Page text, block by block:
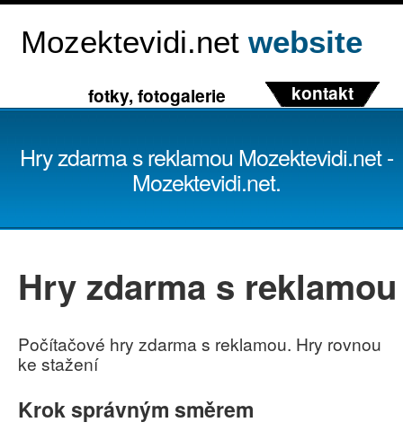
Mozektevidi.net website
fotky, fotogalerie kontakt
Hry zdarma s reklamou Mozektevidi.net -
Mozektevidi.net.
Hry zdarma s reklamou
Počítačové hry zdarma s reklamou. Hry rovnou
ke stažení
Krok správným směrem